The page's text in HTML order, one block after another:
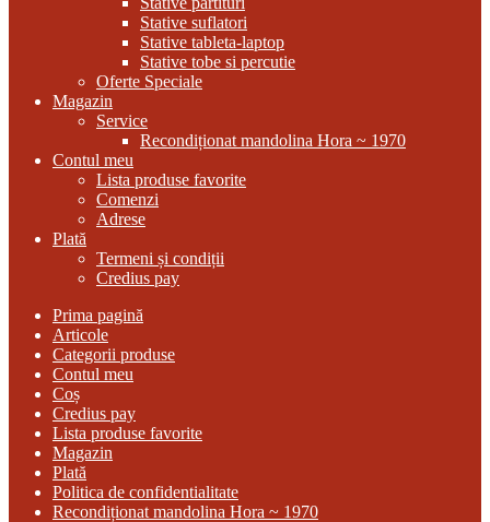
Stative suflatori
Stative tableta-laptop
Stative tobe si percutie
Oferte Speciale
Magazin
Service
Recondiționat mandolina Hora ~ 1970
Contul meu
Lista produse favorite
Comenzi
Adrese
Plată
Termeni și condiții
Credius pay
Prima pagină
Articole
Categorii produse
Contul meu
Coș
Credius pay
Lista produse favorite
Magazin
Plată
Politica de confidentialitate
Recondiționat mandolina Hora ~ 1970